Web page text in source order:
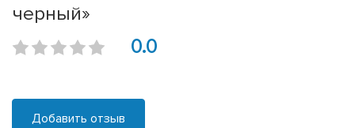
черный»
0.0
Добавить отзыв